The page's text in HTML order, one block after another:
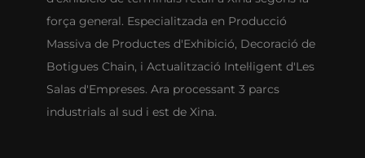
força general. Especialitzada en Producció
Massiva de Productes d'Exhibició, Decoració de
Botigues Chain, i Actualització Intel·ligent d'Les
Salas d'Empreses. Ara processant 3 parcs
industrials al sud i est de Xina.